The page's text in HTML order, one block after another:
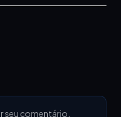
seu comentário.